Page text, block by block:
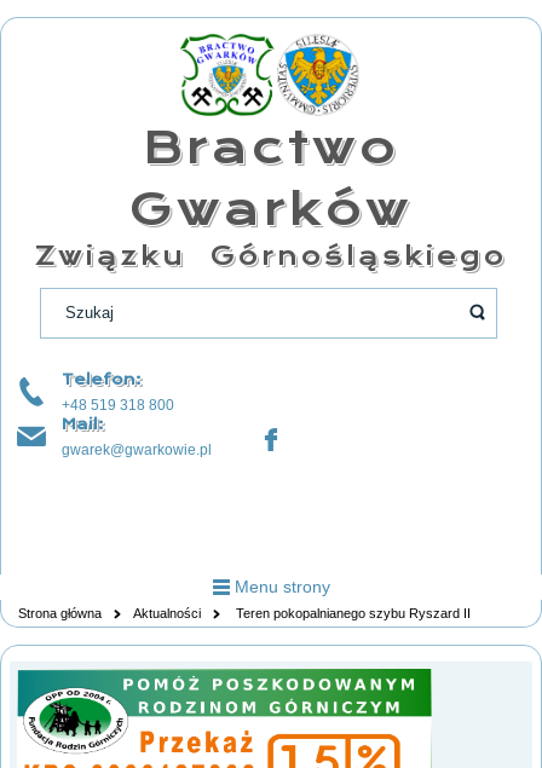
Bractwo
Gwarków
Związku Górnośląskiego
Telefon:
+48 519 318 800
Mail:
gwarek@gwarkowie.pl
Menu strony
Strona główna Aktualności Teren pokopalnianego szybu Ryszard II